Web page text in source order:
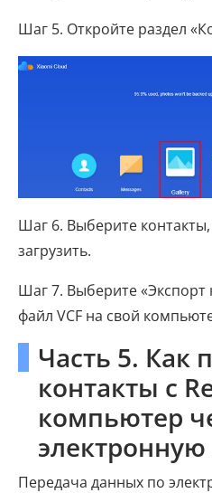
Шаг 5. Откройте раздел
Шаг 6. Выберите
загрузить.
Шаг 7. Выберите «Экспорт
файл VCF на свой
Часть 5. Как
контакты с
компьютер
электронную
Передача данных по